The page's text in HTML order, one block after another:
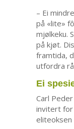
– Ei
på «lite»
mjølkeku.
på kjøt.
framtida,
utfordra
Ei
Carl
invitert for
eliteoksen